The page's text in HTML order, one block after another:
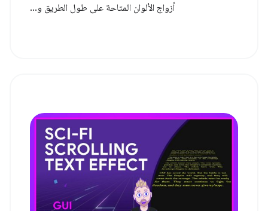
أزواج الألوان المتاحة على طول الطريق و...